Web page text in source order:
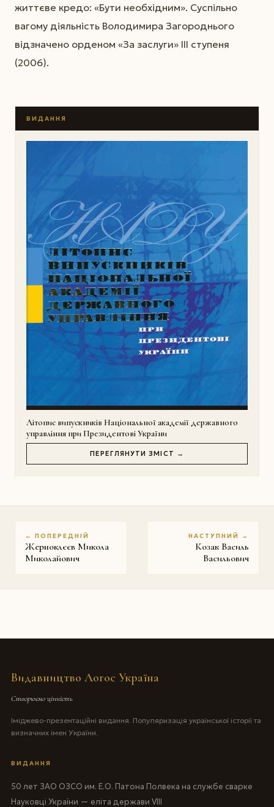
життєве кредо: «Бути необхідним». Суспільно
вагому діяльність Володимира Загороднього
відзначено орденом «За заслуги» ІІІ ступеня
(2006).
ВИДАННЯ
Літопис випускників Національної академії державного
управління при Президентові України
ПЕРЕГЛЯНУТИ ЗМІСТ →
← ПОПЕРЕДНІЙ
Жерноклєєв Микола
Миколайович
НАСТУПНИЙ →
Козак Василь
Васильович
Видавництво Логос Україна
Створюємо цінність
Іміджево-презентаційні видання. Популяризація української історії та
визначних імен України.
ВИДАННЯ
50 лет ЗАО ОЗСО им. Е.О. Патона Полвека на службе сварке
Науковці України — еліта держави VIII